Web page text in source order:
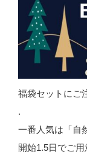
福袋セットにご
.
一番人気は「自
開始1.5日でご用